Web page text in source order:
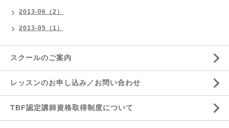
2013-06（2）
2013-05（1）
スクールのご案内
レッスンのお申し込み／お問い合わせ
TBF認定講師資格取得制度について